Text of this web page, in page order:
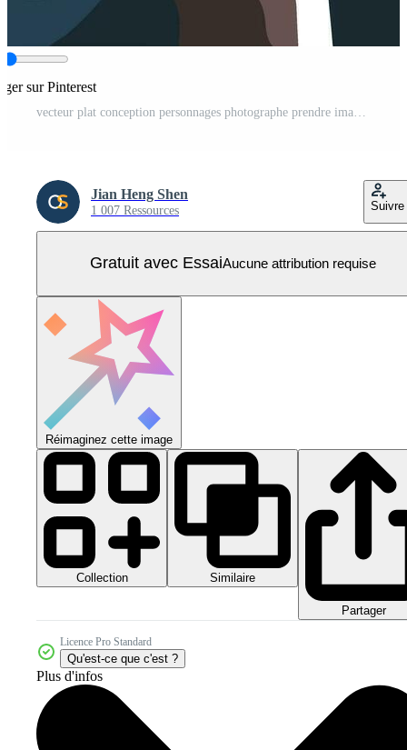
sur Pinterest
Jian Heng Shen
1 007 Ressources Suivre
Gratuit avec EssaiAucune attribution requise
Réimaginez cette image
Collection Similaire
Partager
Licence Pro Standard
Qu'est-ce que c'est ?
Plus d'infos